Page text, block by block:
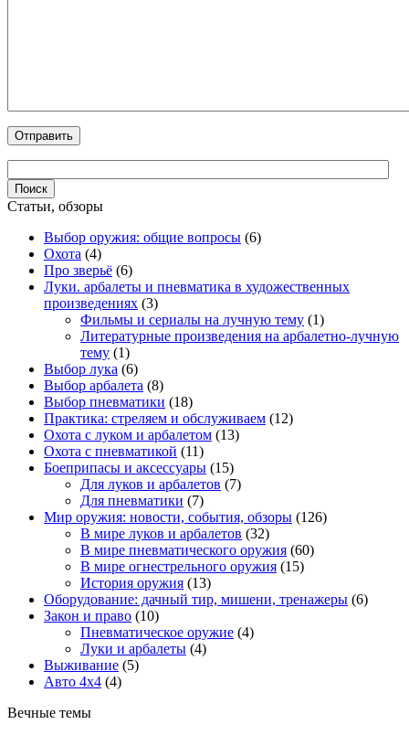
Статьи, обзоры
Выбор оружия: общие вопросы (6)
Охота (4)
Про зверьё (6)
Луки. арбалеты и пневматика в художественных
произведениях (3)
Фильмы и сериалы на лучную тему (1)
Литературные произведения на арбалетно-лучную
тему (1)
Выбор лука (6)
Выбор арбалета (8)
Выбор пневматики (18)
Практика: стреляем и обслуживаем (12)
Охота с луком и арбалетом (13)
Охота с пневматикой (11)
Боеприпасы и аксессуары (15)
Для луков и арбалетов (7)
Для пневматики (7)
Мир оружия: новости, события, обзоры (126)
В мире луков и арбалетов (32)
В мире пневматического оружия (60)
В мире огнестрельного оружия (15)
История оружия (13)
Оборудование: дачный тир, мишени, тренажеры (6)
Закон и право (10)
Пневматическое оружие (4)
Луки и арбалеты (4)
Выживание (5)
Авто 4х4 (4)
Вечные темы